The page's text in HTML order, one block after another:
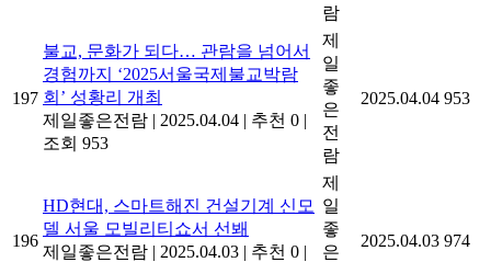
람
197
불교, 문화가 되다… 관람을 넘어서
경험까지 ‘2025서울국제불교박람
회’ 성황리 개최
제일좋은전람 | 2025.04.04 | 추천 0 |
조회 953
제
일
좋
은
전
람
2025.04.04 953
196
HD현대, 스마트해진 건설기계 신모
델 서울 모빌리티쇼서 선봬
제일좋은전람 | 2025.04.03 | 추천 0 |
제
일
좋
은
2025.04.03 974